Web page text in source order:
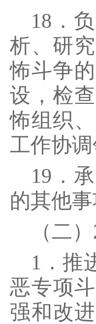
18．
析、研
怖斗争
设，检
怖组织
工作协
19．
的其他事
（二
1．推
恶专项
强和改